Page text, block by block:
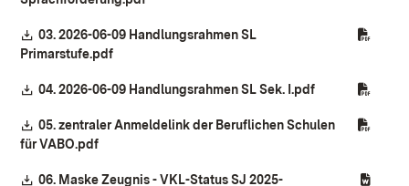
Download:
03. 2026-06-09 Handlungsrahmen SL
Primarstufe.pdf
Download:
04. 2026-06-09 Handlungsrahmen SL Sek. I.pdf(Öffnet in
Download:
05. zentraler Anmeldelink der Beruflichen Schulen
für VABO.pdf
Download:
06. Maske Zeugnis - VKL-Status SJ 2025-